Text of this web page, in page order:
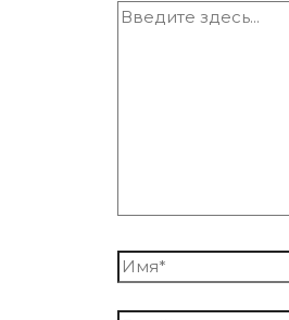
Введите
Имя*